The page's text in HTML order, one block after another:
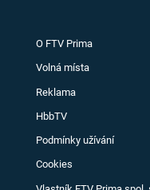
O FTV Prima
Volná místa
Reklama
HbbTV
Podmínky užívání
Cookies